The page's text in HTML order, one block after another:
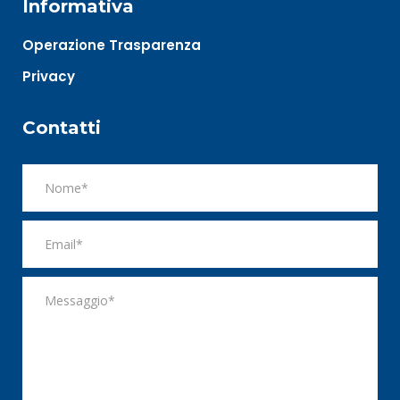
Informativa
Operazione Trasparenza
Privacy
Contatti